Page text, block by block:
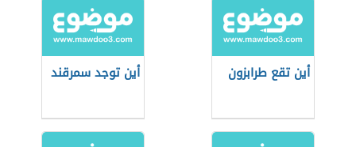
أين تقع طرابزون أين توجد سمرقند